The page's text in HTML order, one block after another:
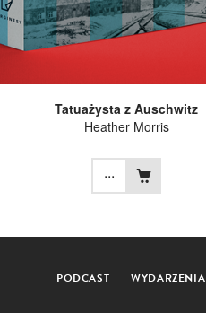
Tatuażysta z Auschwitz
Heather Morris
...
PODCAST WYDARZENIA